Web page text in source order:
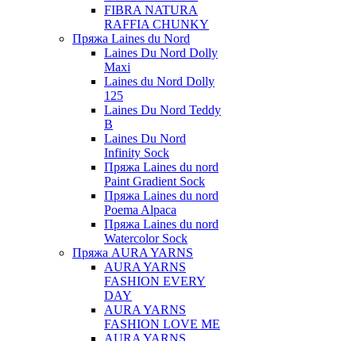
FIBRA NATURA
RAFFIA CHUNKY
Пряжа Laines du Nord
Laines Du Nord Dolly
Maxi
Laines du Nord Dolly
125
Laines Du Nord Teddy
B
Laines Du Nord
Infinity Sock
Пряжа Laines du nord
Paint Gradient Sock
Пряжа Laines du nord
Poema Alpaca
Пряжа Laines du nord
Watercolor Sock
Пряжа AURA YARNS
AURA YARNS
FASHION EVERY
DAY
AURA YARNS
FASHION LOVE ME
AURA YARNS